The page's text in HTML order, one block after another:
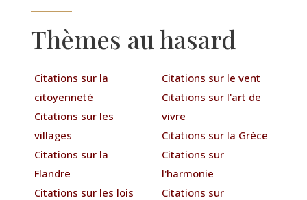
Thèmes au hasard
Citations sur la
citoyenneté
Citations sur les
villages
Citations sur la
Flandre
Citations sur les lois
Citations sur le vent
Citations sur l'art de
vivre
Citations sur la Grèce
Citations sur
l'harmonie
Citations sur